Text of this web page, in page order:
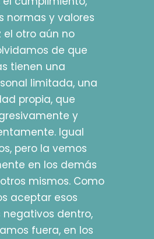
normas y valores
el otro aún no
de que
tienen una
limitada, una
propia, que
y
Igual
pero la vemos
en los demás
mismos. Como
aceptar esos
dentro,
fuera, en los